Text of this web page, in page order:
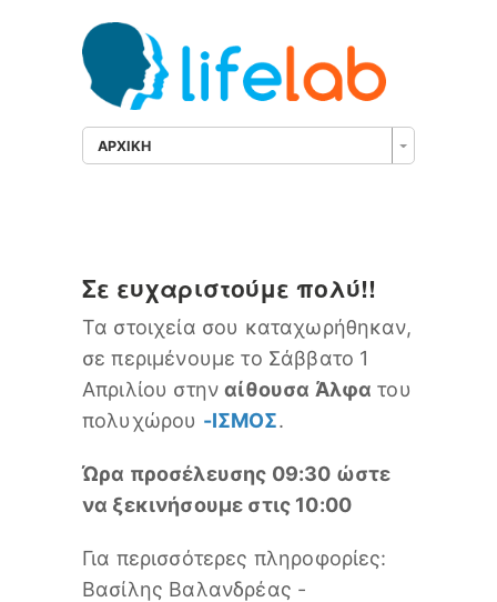
ΑΡΧΙΚΗ
Σε ευχαριστούμε πολύ!!
Τα στοιχεία σου καταχωρήθηκαν,
σε περιμένουμε το Σάββατο 1
Απριλίου στηναίθουσα Άλφα του
πολυχώρου -ΙΣΜΟΣ.
Ώρα προσέλευσης 09:30 ώστε
να ξεκινήσουμε στις 10:00
Για περισσότερες πληροφορίες:
Βασίλης Βαλανδρέας -